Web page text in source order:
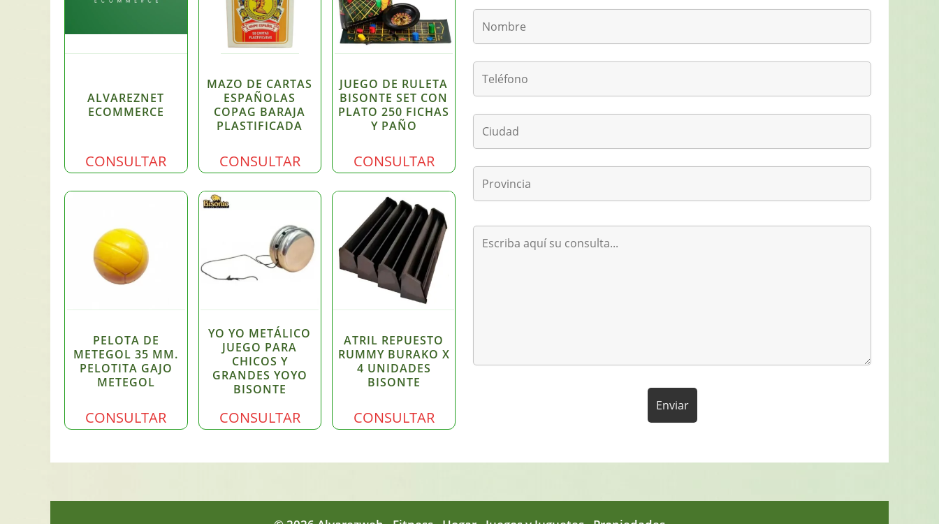
ALVAREZNET
ECOMMERCE
CONSULTAR
MAZO DE CARTAS
ESPAÑOLAS
COPAG BARAJA
PLASTIFICADA
CONSULTAR
JUEGO DE RULETA
BISONTE SET CON
PLATO 250 FICHAS
Y PAÑO
CONSULTAR
PELOTA DE
METEGOL 35 MM.
PELOTITA GAJO
METEGOL
CONSULTAR
YO YO METÁLICO
JUEGO PARA
CHICOS Y
GRANDES YOYO
BISONTE
CONSULTAR
ATRIL REPUESTO
RUMMY BURAKO X
4 UNIDADES
BISONTE
CONSULTAR